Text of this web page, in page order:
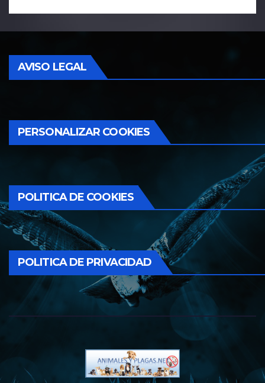
AVISO LEGAL
PERSONALIZAR COOKIES
POLITICA DE COOKIES
POLITICA DE PRIVACIDAD